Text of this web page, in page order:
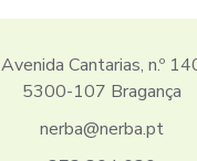
Avenida Cantarias, n.º
5300-107 Bragança
nerba@nerba.pt